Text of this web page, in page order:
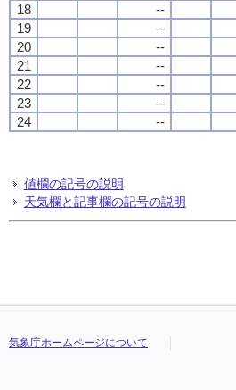
18
--
19
--
20
--
21
--
22
--
23
--
24
--
値欄の記号の説明
天気欄と記事欄の記号の説明
気象庁ホームページについて